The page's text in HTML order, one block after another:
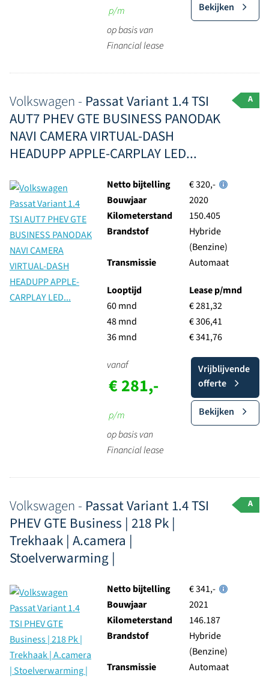
p/m
op basis van
Financial lease
Bekijken
Volkswagen - Passat Variant 1.4 TSI
AUT7 PHEV GTE BUSINESS PANODAK
NAVI CAMERA VIRTUAL-DASH
HEADUPP APPLE-CARPLAY LED...
A
Netto bijtelling
€ 320,-
Bouwjaar
2020
Kilometerstand
150.405
Brandstof
Hybride
(Benzine)
Transmissie
Automaat
Looptijd
60 mnd
48 mnd
36 mnd
Lease p/mnd
€ 281,32
€ 306,41
€ 341,76
vanaf
€ 281,-
p/m
op basis van
Financial lease
Vrijblijvende
offerte
Bekijken
Volkswagen - Passat Variant 1.4 TSI
PHEV GTE Business | 218 Pk |
Trekhaak | A.camera |
Stoelverwarming |
A
Netto bijtelling
€ 341,-
Bouwjaar
2021
Kilometerstand
146.187
Brandstof
Hybride
(Benzine)
Transmissie
Automaat